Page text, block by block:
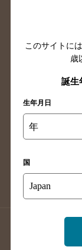
滋賀県
山口
島根
高知県
長崎県
店舗登録方
このサイトに
歳
誕生
生年月日
年
国